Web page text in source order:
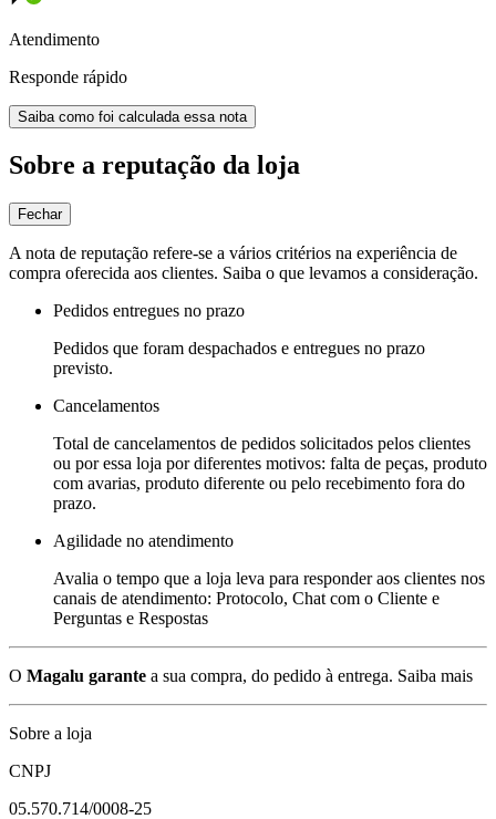
Atendimento
Responde rápido
Saiba como foi calculada essa nota
Sobre a reputação da loja
Fechar
A nota de reputação refere-se a vários critérios na experiência de
compra oferecida aos clientes. Saiba o que levamos a consideração.
Pedidos entregues no prazo
Pedidos que foram despachados e entregues no prazo
previsto.
Cancelamentos
Total de cancelamentos de pedidos solicitados pelos clientes
ou por essa loja por diferentes motivos: falta de peças, produto
com avarias, produto diferente ou pelo recebimento fora do
prazo.
Agilidade no atendimento
Avalia o tempo que a loja leva para responder aos clientes nos
canais de atendimento: Protocolo, Chat com o Cliente e
Perguntas e Respostas
O Magalu garante a sua compra, do pedido à entrega. Saiba mais
Sobre a loja
CNPJ
05.570.714/0008-25